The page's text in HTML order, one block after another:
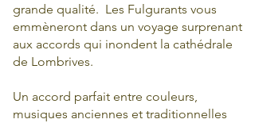
grande qualité. Les Fulgurants vous
emmèneront dans un voyage surprenant
aux accords qui inondent la cathédrale
de Lombrives.
Un accord parfait entre couleurs,
musiques anciennes et traditionnelles